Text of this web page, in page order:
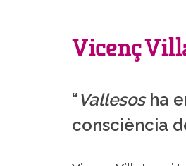
Vicenç
“Vallesosha
consciència